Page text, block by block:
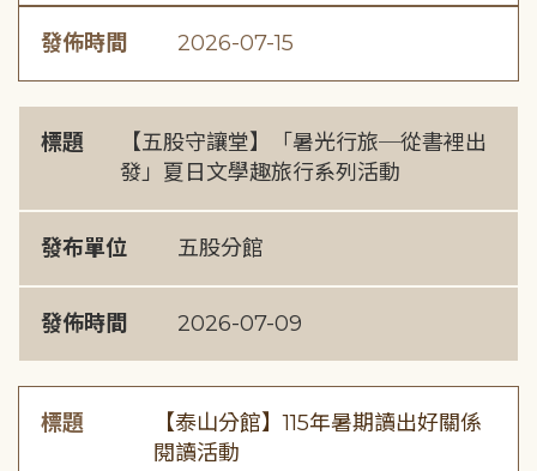
發佈時間 2026-07-15
標題
【五股守讓堂】「暑光行旅─從書裡出
發」夏日文學趣旅行系列活動
發布單位 五股分館
發佈時間 2026-07-09
標題
【泰山分館】115年暑期讀出好關係
閱讀活動